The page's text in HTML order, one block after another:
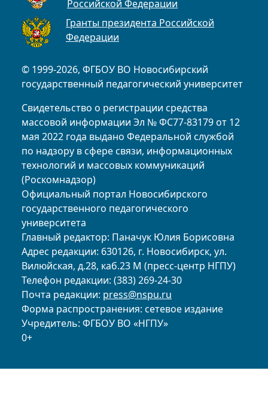
© 1999-2026, ФГБОУ ВО Новосибирский
государственный педагогический университет
Свидетельство о регистрации средства
массовой информации Эл № ФС77-83179 от 12
мая 2022 года выдано Федеральной службой
по надзору в сфере связи, информационных
технологий и массовых коммуникаций
(Роскомнадзор)
Официальный портал Новосибирского
государственного педагогического
университета
Главный редактор: Паначук Юлия Борисовна
Адрес редакции: 630126, г. Новосибирск, ул.
Вилюйская, д.28, каб.23 М (пресс-центр НГПУ)
Телефон редакции: (383) 269-24-30
Почта редакции: press@nspu.ru
Форма распространения: сетевое издание
Учредитель: ФГБОУ ВО «НГПУ»
0+
Российской Федерации
Гранты президента Российской
Федерации